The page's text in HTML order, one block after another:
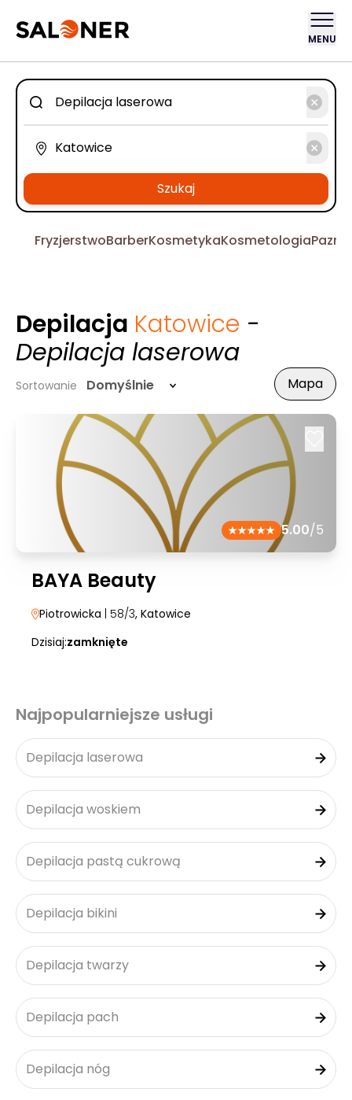
MENU
Szukaj
FryzjerstwoBarberKosmetykaKosmetologia
Depilacja Katowice -
Depilacja laserowa
Sortowanie Domyślnie Mapa
5.00/5
BAYA Beauty
Piotrowicka | 58/3, Katowice
Dzisiaj:zamknięte
Najpopularniejsze usługi
Depilacja laserowa
Depilacja woskiem
Depilacja pastą cukrową
Depilacja bikini
Depilacja twarzy
Depilacja pach
Depilacja nóg